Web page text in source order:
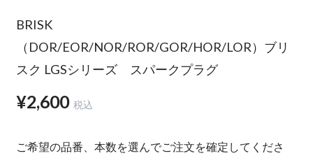
BRISK
（DOR/EOR/NOR/ROR/GOR/HOR/LOR）ブリ
スク LGSシリーズ スパークプラグ
¥2,600 税込
ご希望の品番、本数を選んでご注文を確定してくださ